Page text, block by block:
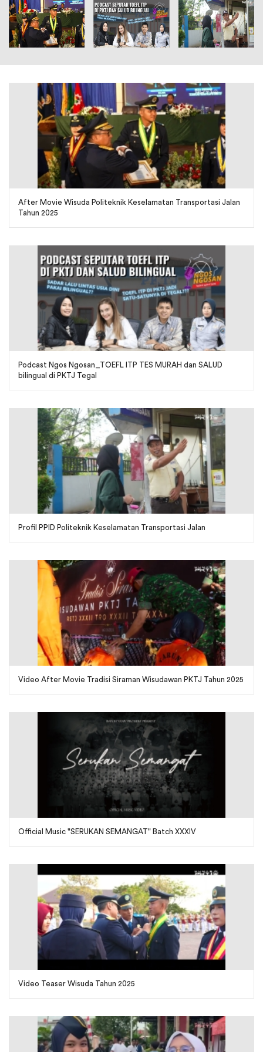
After Movie Wisuda Politeknik Keselamatan Transportasi Jalan
Tahun 2025
Podcast Ngos Ngosan_TOEFL ITP TES MURAH dan SALUD
bilingual di PKTJ Tegal
Profil PPID Politeknik Keselamatan Transportasi Jalan
Video After Movie Tradisi Siraman Wisudawan PKTJ Tahun 2025
Official Music "SERUKAN SEMANGAT" Batch XXXIV
Video Teaser Wisuda Tahun 2025